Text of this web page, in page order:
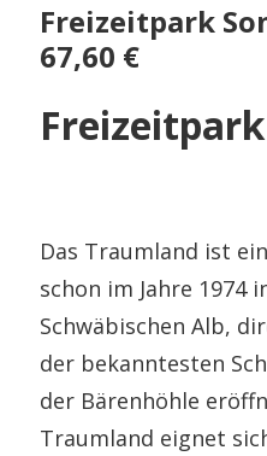
Freizeitpark
67,60 €
Das Traumland ist
schon im Jahre 1974
Schwäbischen Alb,
der bekanntesten
der Bärenhöhle
Traumland eignet